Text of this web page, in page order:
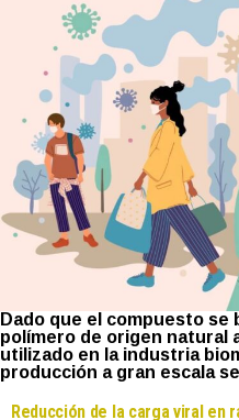
Dado que el compuesto se
polímero de origen natural
utilizado en la industria
producción a gran escala
Reducción de la carga viral en